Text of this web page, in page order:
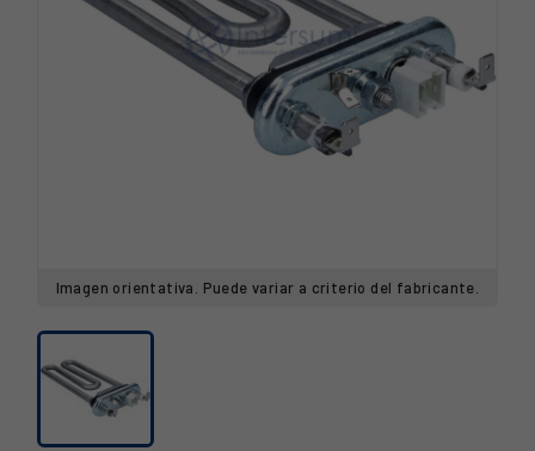
Imagen orientativa. Puede variar a criterio del fabricante.